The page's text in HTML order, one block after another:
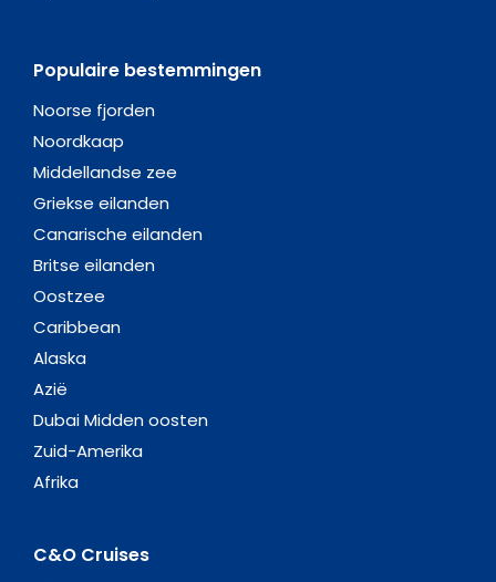
Populaire bestemmingen
Noorse fjorden
Noordkaap
Middellandse zee
Griekse eilanden
Canarische eilanden
Britse eilanden
Oostzee
Caribbean
Alaska
Azië
Dubai Midden oosten
Zuid-Amerika
Afrika
C&O Cruises